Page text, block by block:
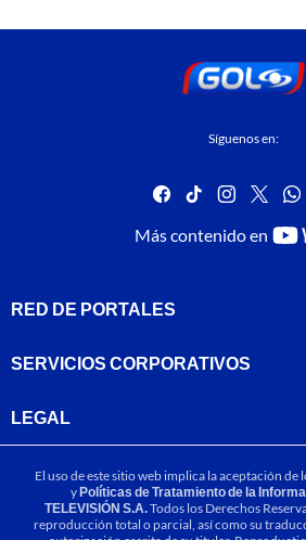
Síguenos en:
facebook
tiktok
Más contenido en
RED DE PORTALES
SERVICIOS CORPORATIVOS
LEGAL
El uso de este sitio web implica la aceptación de
yPolíticas de Tratamiento de la
TELEVISIÓN S.A.Todos los Derechos
reproducción total o parcial, así como su